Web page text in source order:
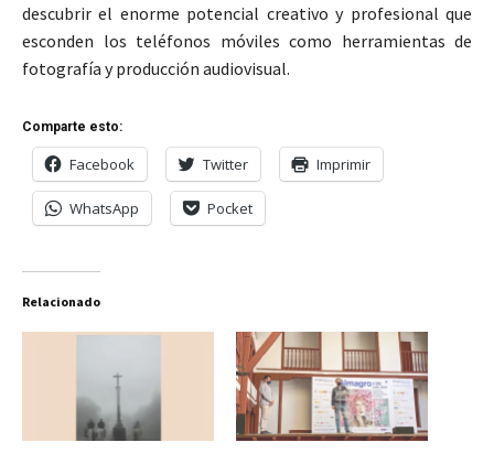
descubrir el enorme potencial creativo y profesional que
esconden los teléfonos móviles como herramientas de
fotografía y producción audiovisual.
Comparte esto:
Facebook Twitter Imprimir
WhatsApp Pocket
Relacionado